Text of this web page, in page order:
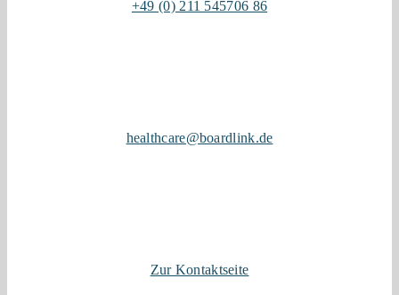
+49 (0) 211 545706 86
healthcare@boardlink.de
Zur Kontaktseite